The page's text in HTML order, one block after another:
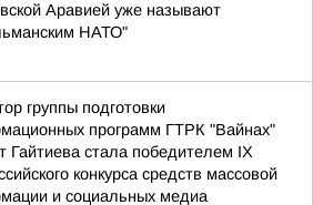
Аравией уже называют
НАТО"
группы подготовки
программ ГТРК "Вайнах"
Гайтиева стала победителем IX
конкурса средств массовой
и социальных медиа